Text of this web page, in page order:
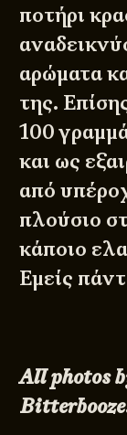
ποτήρι
αρώματα
της.
100
και ως
από
πλούσιο
κάποιο
Εμείς
All photos